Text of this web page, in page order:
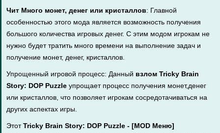
Чит Много монет, денег или кристаллов: Главной
особенностью этого мода является возможность получения
большого количества игровых денег. С этим модом игрокам не
нужно будет тратить много времени на выполнение задач и
получение монет, денег, кристаллов.
Упрощенный игровой процесс: Данный взлом Tricky Brain
Story: DOP Puzzle упрощает процесс получения монет,денег
или кристаллов, что позволяет игрокам сосредотачиваться на
других аспектах игры.
ЭтотTricky Brain Story: DOP Puzzle - [MOD Меню]